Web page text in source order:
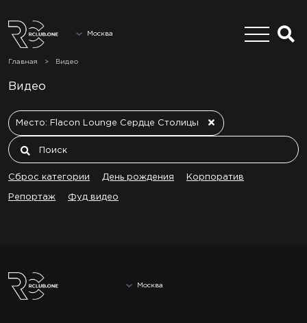
Москва
Главная > Видео
Видео
Место: Flacon Lounge Сердце Столицы
Сброс категории День рождения Корпоратив
Репортаж Фуд видео
Москва